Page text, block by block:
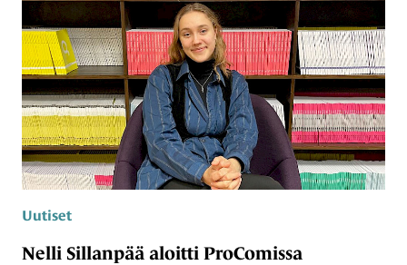
Uutiset
Nelli Sillanpää aloitti ProComissa